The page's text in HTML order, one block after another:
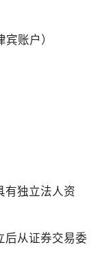
宾账户）
有独立法人资
后从证券交易委